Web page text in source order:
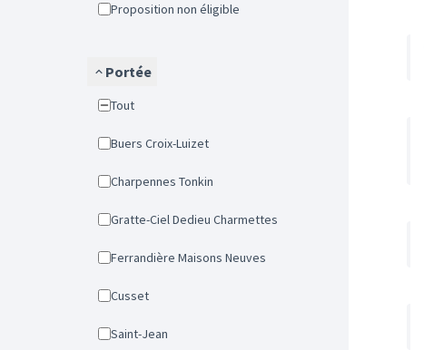
Proposition non éligible
Portée
Tout
Buers Croix-Luizet
Charpennes Tonkin
Gratte-Ciel Dedieu Charmettes
Ferrandière Maisons Neuves
Cusset
Saint-Jean